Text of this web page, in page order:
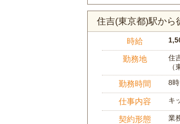
住吉(東京都)駅から
時給
勤務地
住
（
勤務時間 8
仕事内容 キ
契約形態 業